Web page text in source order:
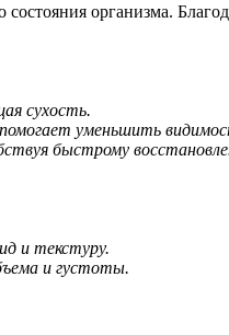
организма.
сухость.
уменьшить
быстрому
и текстуру.
и густоты.